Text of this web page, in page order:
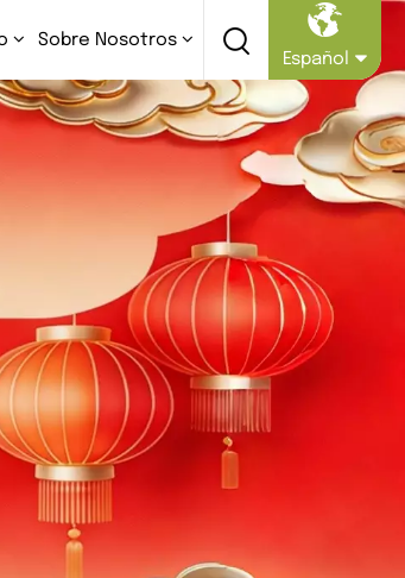
Sobre Nosotros
Español
English
Русский
Español